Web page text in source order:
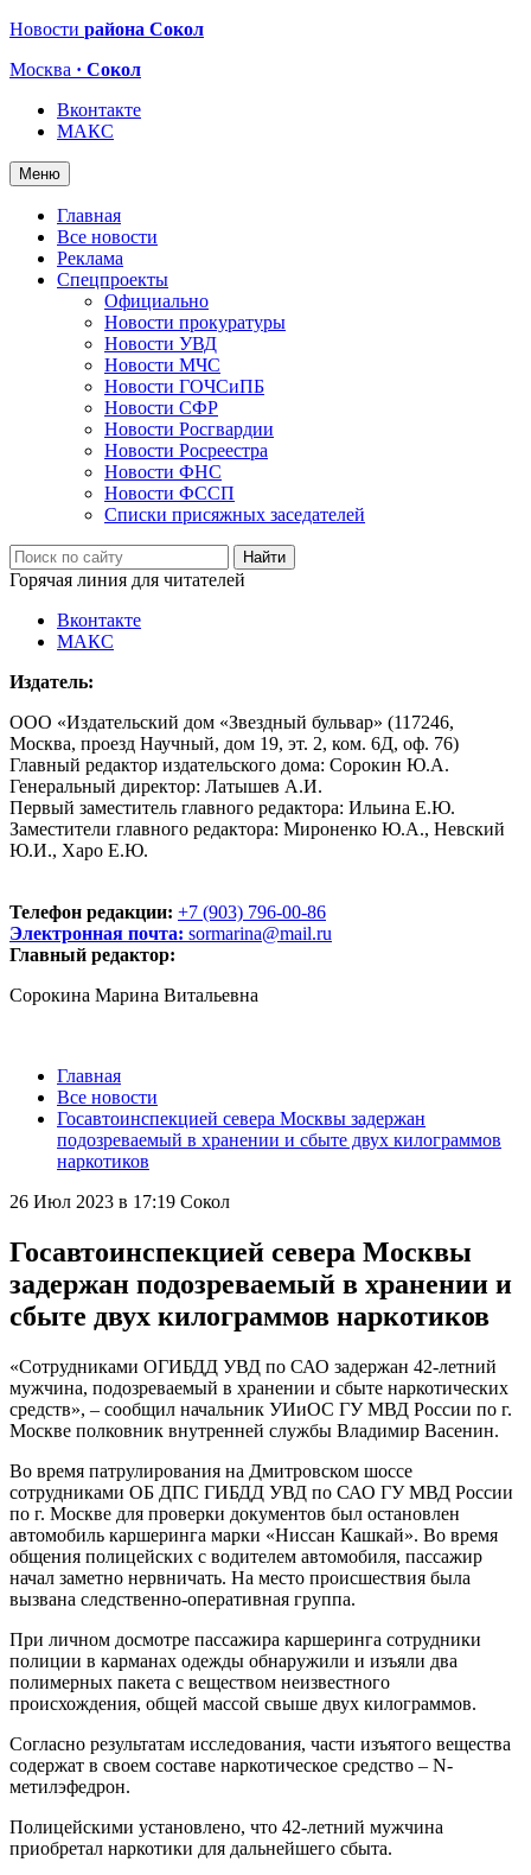
Новости района Сокол
Москва · Сокол
Вконтакте
МАКС
Меню
Главная
Все новости
Реклама
Спецпроекты
Официально
Новости прокуратуры
Новости УВД
Новости МЧС
Новости ГОЧСиПБ
Новости СФР
Новости Росгвардии
Новости Росреестра
Новости ФНС
Новости ФССП
Списки присяжных заседателей
Горячая линия для читателей
Вконтакте
МАКС
Издатель:
ООО «Издательский дом «Звездный бульвар» (117246,
Москва, проезд Научный, дом 19, эт. 2, ком. 6Д, оф. 76)
Главный редактор издательского дома: Сорокин Ю.А.
Генеральный директор: Латышев А.И.
Первый заместитель главного редактора: Ильина Е.Ю.
Заместители главного редактора: Мироненко Ю.А., Невский
Ю.И., Харо Е.Ю.
Телефон редакции: +7 (903) 796-00-86
Электронная почта: sormarina@mail.ru
Главный редактор:
Сорокина Марина Витальевна
Главная
Все новости
Госавтоинспекцией севера Москвы задержан
подозреваемый в хранении и сбыте двух килограммов
наркотиков
26 Июл 2023 в 17:19 Сокол
Госавтоинспекцией севера Москвы
задержан подозреваемый в хранении и
сбыте двух килограммов наркотиков
«Сотрудниками ОГИБДД УВД по САО задержан 42-летний
мужчина, подозреваемый в хранении и сбыте наркотических
средств», – сообщил начальник УИиОС ГУ МВД России по г.
Москве полковник внутренней службы Владимир Васенин.
Во время патрулирования на Дмитровском шоссе
сотрудниками ОБ ДПС ГИБДД УВД по САО ГУ МВД России
по г. Москве для проверки документов был остановлен
автомобиль каршеринга марки «Ниссан Кашкай». Во время
общения полицейских с водителем автомобиля, пассажир
начал заметно нервничать. На место происшествия была
вызвана следственно-оперативная группа.
При личном досмотре пассажира каршеринга сотрудники
полиции в карманах одежды обнаружили и изъяли два
полимерных пакета с веществом неизвестного
происхождения, общей массой свыше двух килограммов.
Согласно результатам исследования, части изъятого вещества
содержат в своем составе наркотическое средство – N-
метилэфедрон.
Полицейскими установлено, что 42-летний мужчина
приобретал наркотики для дальнейшего сбыта.